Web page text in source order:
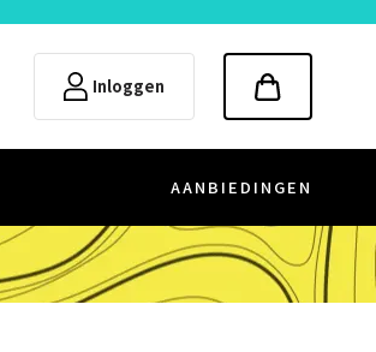
Inloggen
AANBIEDINGEN